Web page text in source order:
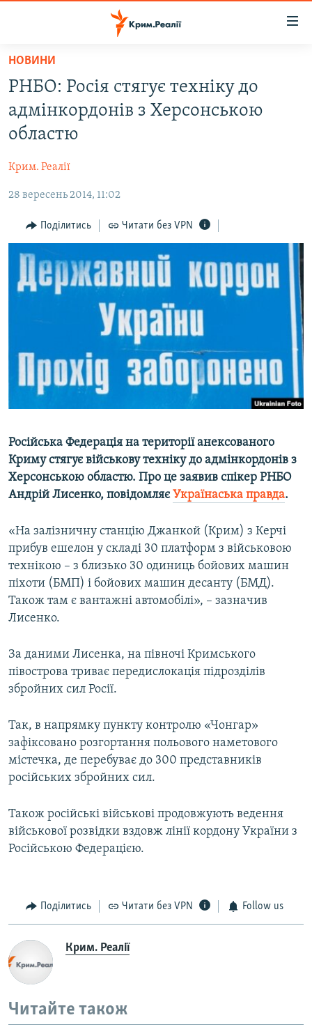
Перейти
основного
матеріалу
Перейти
до
основної
навігації
Перейти
пошуку
ВІДЕО ТА ФОТО
БЛОГИ
ПОГЛЯД
ІНТЕРВ'Ю
ВСЕ ЗА ДЕНЬ
СПЕЦПРОЕКТИ
ВІДЕОУРОКИ «ELIFBE»
СВІДЧЕННЯ ОКУПАЦІЇ
УКРАЇНСЬКА ПРОБЛЕМА КРИМУ
ЯК ОБІЙТИ БЛОКУВАННЯ
Qırımtatar
ДОЛУЧАЙСЯ!
Усі сайти RFE/RL
НОВИНИ
РНБО: Росія стягує техніку до
адмінкордонів з Херсонською
областю
Крим. Реалії
28 вересень 2014, 11:02
Поділитись Читати без VPN
Російська Федерація на території анексованого
Криму стягує військову техніку до адмінкордонів з
Херсонською областю. Про це заявив спікер РНБО
Андрій Лисенко, повідомляє Українаська правда.
«На залізничну станцію Джанкой (Крим) з Керчі
прибув ешелон у складі 30 платформ з військовою
технікою – з близько 30 одиниць бойових машин
піхоти (БМП) і бойових машин десанту (БМД).
Також там є вантажні автомобілі», – зазначив
Лисенко.
За даними Лисенка, на півночі Кримського
півострова триває передислокація підрозділів
збройних сил Росії.
Так, в напрямку пункту контролю «Чонгар»
зафіксовано розгортання польового наметового
містечка, де перебуває до 300 представників
російських збройних сил.
Також російські військові продовжують ведення
військової розвідки вздовж лінії кордону України з
Російською Федерацією.
Поділитись Читати без VPN Follow us
Крим. Реалії
Читайте також